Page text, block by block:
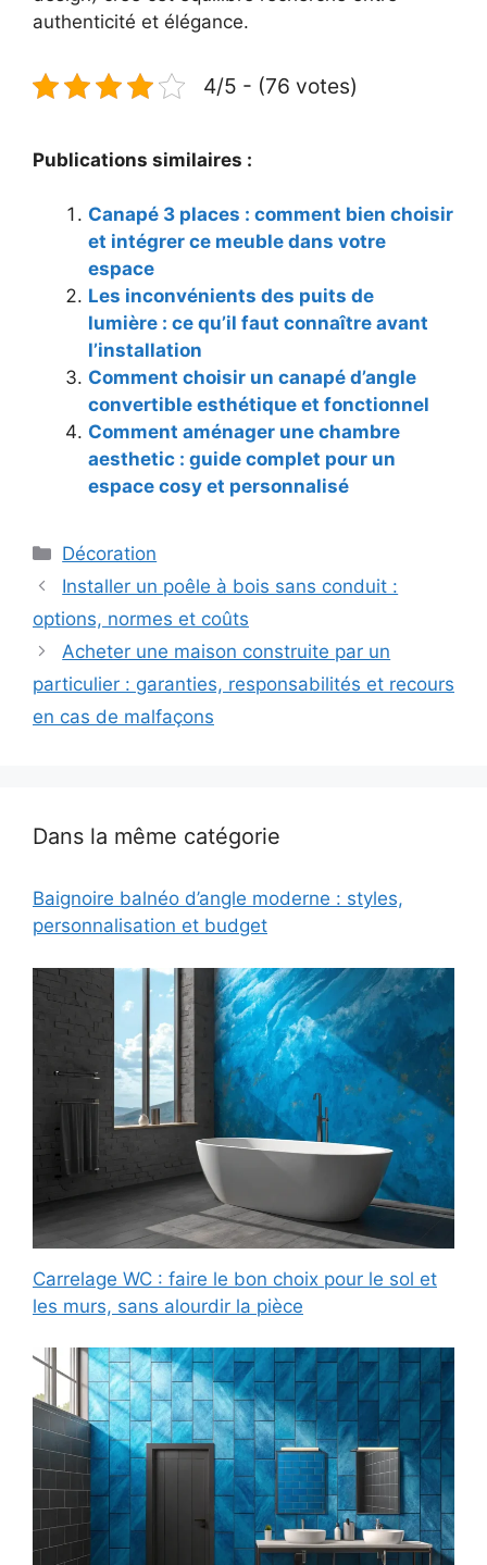
authenticité et élégance.
4/5 - (76 votes)
Publications similaires :
Canapé 3 places : comment bien choisir
et intégrer ce meuble dans votre
espace
Les inconvénients des puits de
lumière : ce qu’il faut connaître avant
l’installation
Comment choisir un canapé d’angle
convertible esthétique et fonctionnel
Comment aménager une chambre
aesthetic : guide complet pour un
espace cosy et personnalisé
Catégories
Décoration
Installer un poêle à bois sans conduit :
options, normes et coûts
Acheter une maison construite par un
particulier : garanties, responsabilités et recours
en cas de malfaçons
Dans la même catégorie
Baignoire balnéo d’angle moderne : styles,
personnalisation et budget
Carrelage WC : faire le bon choix pour le sol et
les murs, sans alourdir la pièce